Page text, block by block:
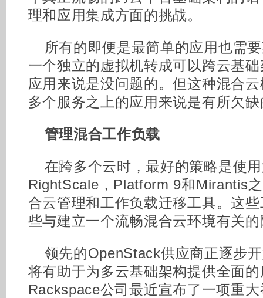
理和应用集成方面的挑战。
所有的即便是最简单的应用也需
一个独立的虚拟机转成可以跨云基
应用来说是没问题的。但这种混合
多个服务之上的应用来说是有所欠
管理混合工作负载
在跨多个云时，最好的策略是使
RightScale，Platform 9和Mirantis
合云管理和工作负载迁移工具。这
些与建立一个流畅混合云环境有关
领先的OpenStack供应商正逐步
将有助于为多云基础架构提供全面
Rackspace公司最近宣布了一项重